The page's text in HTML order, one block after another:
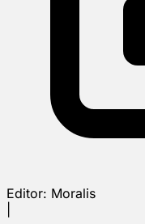
Editor: Moralis